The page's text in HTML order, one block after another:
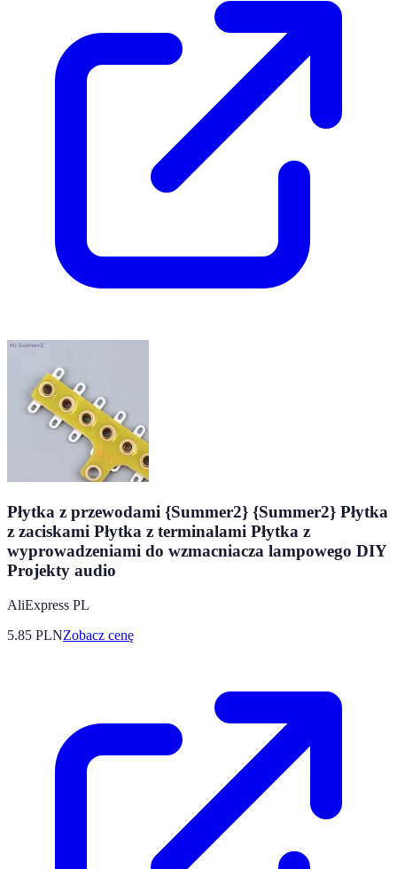
Płytka z przewodami {Summer2} {Summer2} Płytka
z zaciskami Płytka z terminalami Płytka z
wyprowadzeniami do wzmacniacza lampowego DIY
Projekty audio
AliExpress PL
5.85 PLNZobacz cenę